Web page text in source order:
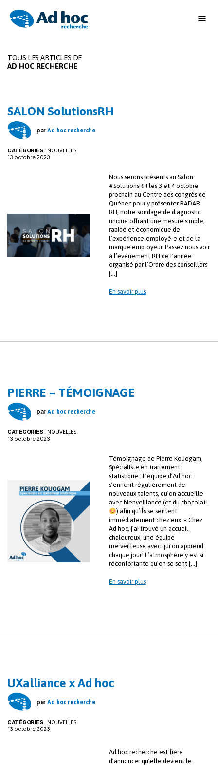
Ad
Recherche
TOUS LES ARTICLES DE
AD HOC RECHERCHE
SALON SolutionsRH
par Ad hoc recherche
CATÉGORIES: NOUVELLES
13 octobre 2023
Nous serons présents au Salon
#SolutionsRH les 3 et 4 octobre
prochain au Centre des congrès de
Québec pour y présenter RADAR
RH, notre sondage de diagnostic
unique offrant une mesure simple,
rapide et économique de
l’expérience-employé-e et de la
marque employeur. Passez nous voir
à l’événement RH de l’année
organisé par l’Ordre des conseillers
[…]
En savoir plus
PIERRE – TÉMOIGNAGE
par Ad hoc recherche
CATÉGORIES: NOUVELLES
13 octobre 2023
Témoignage de Pierre Kouogam,
Spécialiste en traitement
statistique : L’équipe d’Ad hoc
s’enrichit régulièrement de
nouveaux talents, qu’on accueille
avec bienveillance (et du chocolat!
) afin qu’ils se sentent
immédiatement chez eux. « Chez
Ad hoc, j’ai trouvé un accueil
chaleureux, une équipe
merveilleuse avec qui on apprend
chaque jour! L’atmosphère y est si
réconfortante qu’on se sent […]
En savoir plus
UXalliance x Ad hoc
par Ad hoc recherche
CATÉGORIES: NOUVELLES
13 octobre 2023
Ad hoc recherche est fière
d’annoncer qu’elle devient le